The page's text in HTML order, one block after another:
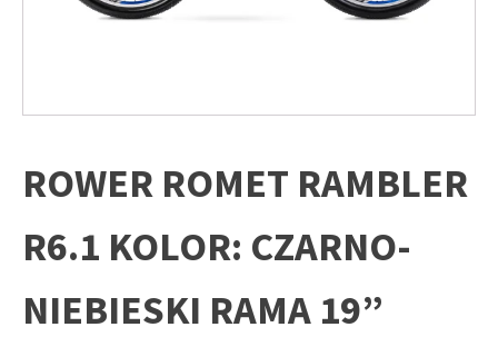
ROWER ROMET RAMBLER
R6.1 KOLOR: CZARNO-
NIEBIESKI RAMA 19”